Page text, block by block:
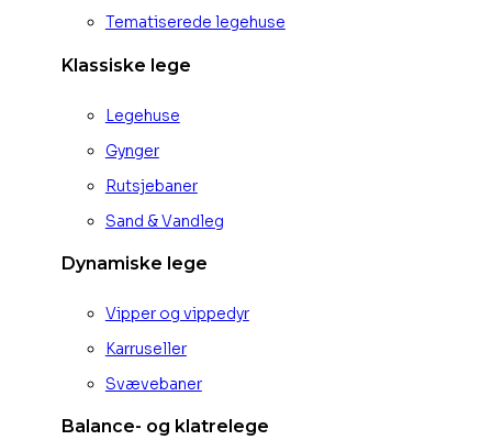
Tematiserede legehuse
Klassiske lege
Legehuse
Gynger
Rutsjebaner
Sand & Vandleg
Dynamiske lege
Vipper og vippedyr
Karruseller
Svævebaner
Balance- og klatrelege